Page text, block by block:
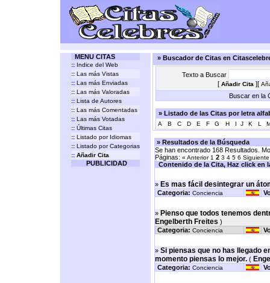
MENU CITAS
:: Indice del Web
:: Las más Vistas
:: Las más Enviadas
:: Las más Valoradas
:: Lista de Autores
:: Las más Comentadas
:: Las más Votadas
:: Últimas Citas
:: Listado por Idiomas
:: Listado por Categorias
:: Añadir Cita
PUBLICIDAD
» Buscador de Citas en
Texto a Buscar
[ Añadir Cita ][
Buscar en la
» Listado de las Citas por letra
A B C D E F G H I J K L
» Resultados de la Búsqueda
Se han encontrado 168 Resultados.
Páginas: « Anterior 1 2 3 4 5 6
Contenido de la Cita, Haz click en
» Es mas fácil desintegrar un
Categoria: Conciencia
» Pienso que todos tenemos
Engelberth Freites )
Categoria: Conciencia
» Si piensas que no has llegado
momento piensas lo mejor.(
Categoria: Conciencia